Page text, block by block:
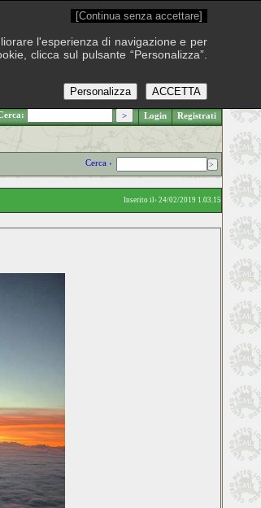
.: Sabato 8 agosto 2026
Login Registrati
Cerca ›
Inserito il› 24/02/2019 1.03.15
[Continua senza accettare]
l'esperienza di navigazione e per
clicca sul pulsante “Personalizza”.
ACCETTA
Personalizza